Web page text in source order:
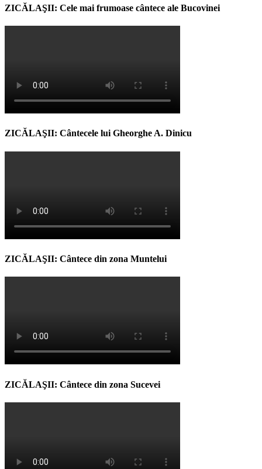
ZICĂLAŞII: Cele mai frumoase cântece ale Bucovinei
ZICĂLAŞII: Cântecele lui Gheorghe A. Dinicu
ZICĂLAŞII: Cântece din zona Muntelui
ZICĂLAŞII: Cântece din zona Sucevei